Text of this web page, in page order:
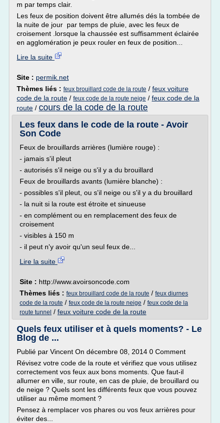
m par temps clair.
Les feux de position doivent être allumés dés la tombée de
la nuite de jour par temps de pluie, avec les feux de
croisement .lorsque la chaussée est suffisamment éclairée
en agglomération je peux rouler en feux de position...
Lire la suite
Site : permik.net
Thèmes liés : feux brouillard code de la route / feux voiture
code de la route / feux code de la route neige / feux code de la
route / cours de la code de la route
Les feux dans le code de la route - Avoir
Son Code
Feux de brouillards arrières (lumière rouge) :
- jamais s'il pleut
- autorisés s'il neige ou s'il y a du brouillard
Feux de brouillards avants (lumière blanche) :
- possibles s'il pleut, ou s'il neige ou s'il y a du brouillard
- la nuit si la route est étroite et sinueuse
- en complément ou en remplacement des feux de
croisement
- visibles à 150 m
- il peut n'y avoir qu'un seul feux de...
Lire la suite
Site : http://www.avoirsoncode.com
Thèmes liés : feux brouillard code de la route / feux diurnes
code de la route / feux code de la route neige / feux code de la
route tunnel / feux voiture code de la route
Quels feux utiliser et à quels moments? - Le
Blog de ...
Publié par Vincent On décembre 08, 2014 0 Comment
Révisez votre code de la route et vérifiez que vous utilisez
correctement vos feux aux bons moments. Que faut-il
allumer en ville, sur route, en cas de pluie, de brouillard ou
de neige ? Quels sont les différents feux que vous pouvez
utiliser au même moment ?
Pensez à remplacer vos phares ou vos feux arrières pour
éviter des...